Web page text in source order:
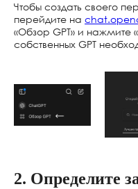
Чтобы создать своего
перейдите на
«Обзор GPT» и нажмите
собственных GPT
2. Определите